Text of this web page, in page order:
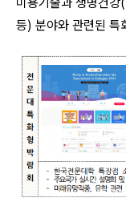
등) 분야와 관련된 특